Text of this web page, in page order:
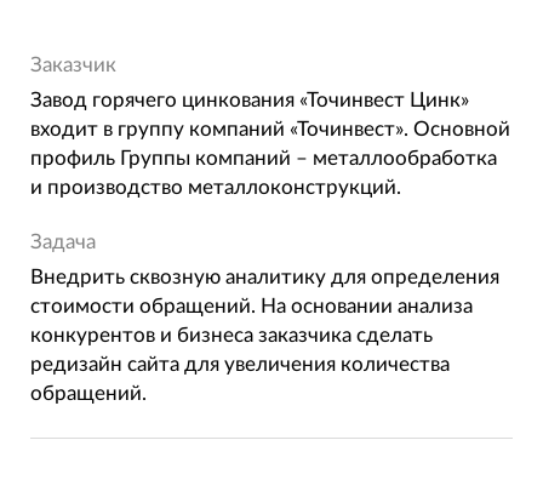
Заказчик
Завод горячего цинкования «Точинвест Цинк»
входит в группу компаний «Точинвест». Основной
профиль Группы компаний – металлообработка
и производство металлоконструкций.
Задача
Внедрить сквозную аналитику для определения
стоимости обращений. На основании анализа
конкурентов и бизнеса заказчика сделать
редизайн сайта для увеличения количества
обращений.